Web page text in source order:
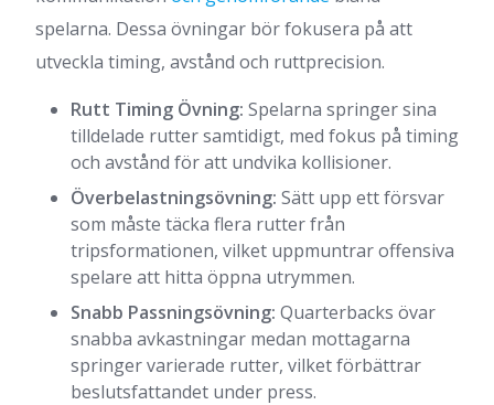
spelarna. Dessa övningar bör fokusera på att
utveckla timing, avstånd och ruttprecision.
Rutt Timing Övning: Spelarna springer sina
tilldelade rutter samtidigt, med fokus på timing
och avstånd för att undvika kollisioner.
Överbelastningsövning: Sätt upp ett försvar
som måste täcka flera rutter från
tripsformationen, vilket uppmuntrar offensiva
spelare att hitta öppna utrymmen.
Snabb Passningsövning: Quarterbacks övar
snabba avkastningar medan mottagarna
springer varierade rutter, vilket förbättrar
beslutsfattandet under press.